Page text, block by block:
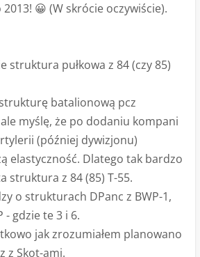
😀 (W skrócie oczywiście).
struktura pułkowa z 84 (czy 85)
batalionową pcz
myślę, że po dodaniu kompani
(później dywizjonu)
elastyczność. Dlatego tak bardzo
struktura z 84 (85) T-55.
o strukturach DPanc z BWP-1,
- gdzie te 3 i 6.
jak zrozumiałem planowano
z Skot-ami.